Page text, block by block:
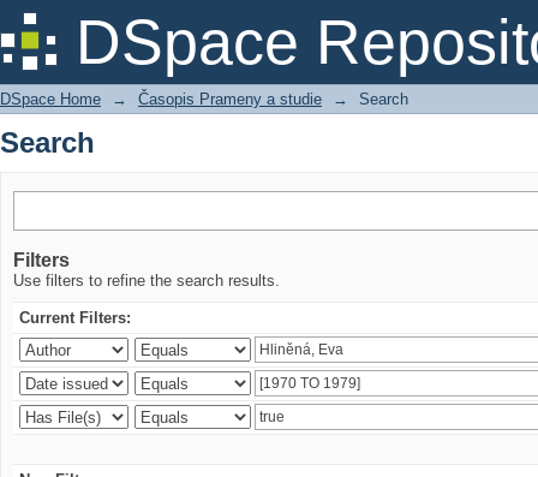
DSpace
Search
DSpace Home → Časopis Prameny a studie → Search
Search
Filters
Use filters to refine the search results.
Current Filters: